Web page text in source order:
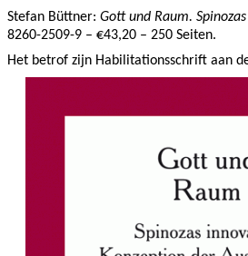
Stefan Büttner: Gott und Raum.
8260-2509-9 – €43,20 – 250 Seiten.
Het betrof zijn Habilitationsschrift aan